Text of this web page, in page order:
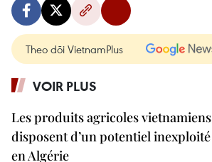
Theo dõi VietnamPlus
VOIR PLUS
Les produits agricoles vietnamiens
disposent d’un potentiel inexploité
en Algérie